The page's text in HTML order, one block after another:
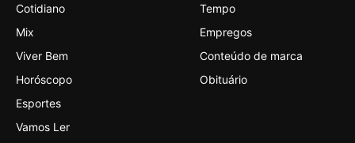
Cotidiano
Mix
Viver Bem
Horóscopo
Esportes
Vamos Ler
Tempo
Empregos
Conteúdo de marca
Obituário